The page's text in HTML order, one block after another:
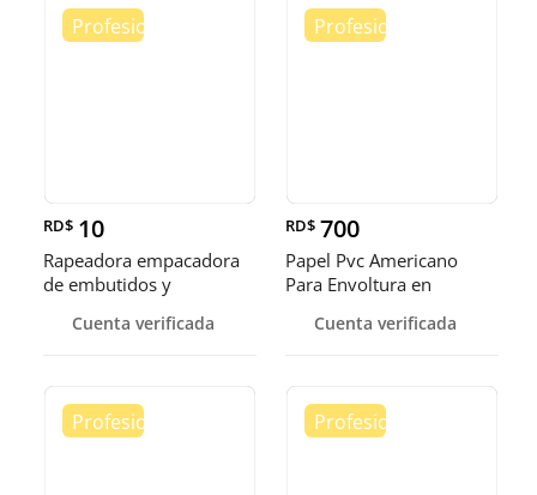
RD$ 10
Rapeadora empacadora
de embutidos y
Cuenta verificada
RD$ 700
Papel Pvc Americano
Para Envoltura en
pulgadas
Cuenta verificada